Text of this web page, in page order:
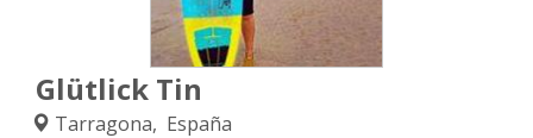
Glütlick Tin
Tarragona, España